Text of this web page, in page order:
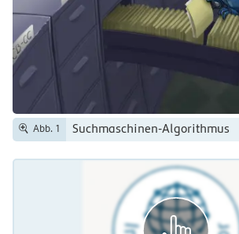
Abb. 1 Suchmaschinen-Algorithmus